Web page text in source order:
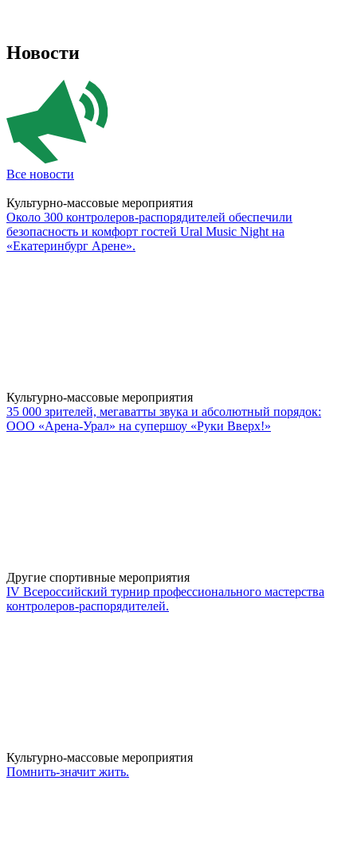
Новости
Все новости
Культурно-массовые мероприятия
Около 300 контролеров-распорядителей обеспечили
безопасность и комфорт гостей Ural Music Night на
«Екатеринбург Арене».
Культурно-массовые мероприятия
35 000 зрителей, мегаватты звука и абсолютный порядок:
ООО «Арена-Урал» на супершоу «Руки Вверх!»
Другие спортивные мероприятия
IV Всероссийский турнир профессионального мастерства
контролеров-распорядителей.
Культурно-массовые мероприятия
Помнить-значит жить.